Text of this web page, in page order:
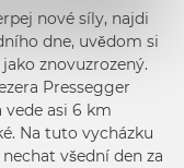
nové síly, najdi
dne, uvědom si
znovuzrozený.
Pressegger
vede asi 6 km
Na tuto vycházku
všední den za